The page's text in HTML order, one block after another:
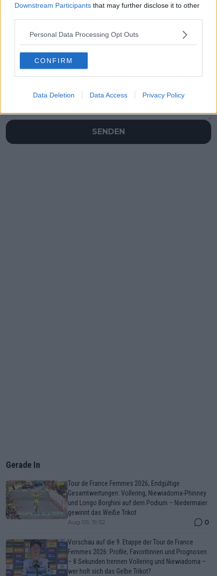
Downstream Participants that may further disclose it to other
Personal Data Processing Opt Outs
CONFIRM
Data Deletion Data Access Privacy Policy
Schreiben Sie einen Kommentar
SENDEN
Gerade In
Tour de France Femmes 2026, Endgültige
Gesamtwertungen: Vollering, Niewiadoma-Phinney
und Longo Borghini auf dem Podium – Niedermaier
gewinnt das Weiße Trikot
Aug 09, 19:52 0
Vorschau auf die 9. Etappe der Tour de France
Femmes 2026: Profile, Favoritinnen und Prognosen
– 8 Sekunden trennen Vollering und Niewiadoma –
wer holt sich das Gelbe Trikot?